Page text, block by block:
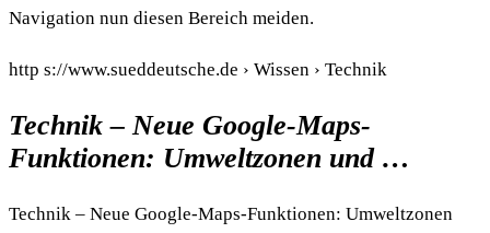
Navigation nun diesen Bereich meiden.
http s://www.sueddeutsche.de › Wissen › Technik
Technik – Neue Google-Maps-
Funktionen: Umweltzonen und …
Technik – Neue Google-Maps-Funktionen: Umweltzonen